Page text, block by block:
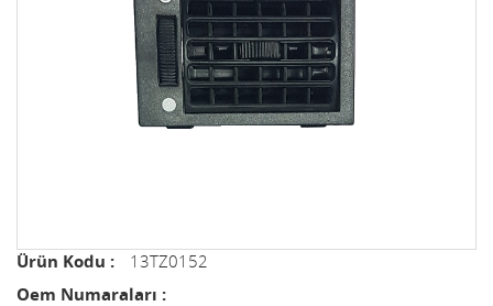
Ürün Kodu :
13TZ0152
Oem Numaraları :